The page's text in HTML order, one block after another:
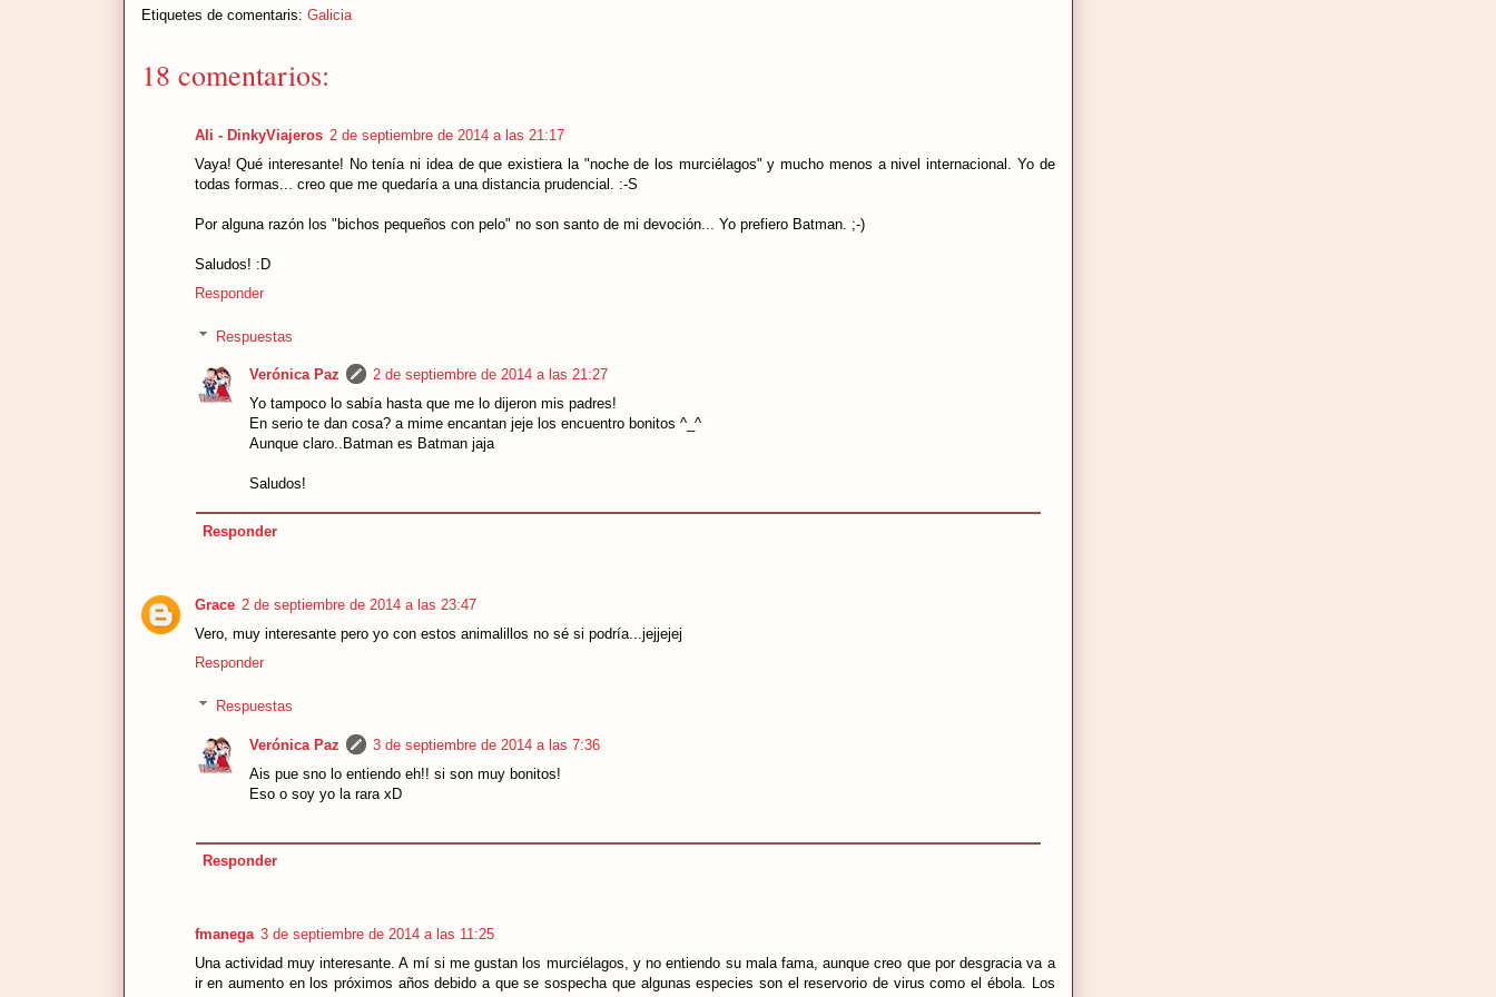
Etiquetes de comentaris: Galicia
18 comentarios:
Ali - DinkyViajeros 2 de septiembre de 2014 a las 21:17
Vaya! Qué interesante! No tenía ni idea de que existiera la "noche de los murciélagos" y mucho menos a nivel internacional. Yo de
todas formas... creo que me quedaría a una distancia prudencial. :-S
Por alguna razón los "bichos pequeños con pelo" no son santo de mi devoción... Yo prefiero Batman. ;-)
Saludos! :D
Responder
Respuestas
Verónica Paz
2 de septiembre de 2014 a las 21:27
Yo tampoco lo sabía hasta que me lo dijeron mis padres!
En serio te dan cosa? a mime encantan jeje los encuentro bonitos ^_^
Aunque claro..Batman es Batman jaja
Saludos!
Responder
Grace 2 de septiembre de 2014 a las 23:47
Vero, muy interesante pero yo con estos animalillos no sé si podría...jejjejej
Responder
Respuestas
Verónica Paz
3 de septiembre de 2014 a las 7:36
Ais pue sno lo entiendo eh!! si son muy bonitos!
Eso o soy yo la rara xD
Responder
fmanega 3 de septiembre de 2014 a las 11:25
Una actividad muy interesante. A mí si me gustan los murciélagos, y no entiendo su mala fama, aunque creo que por desgracia va a
ir en aumento en los próximos años debido a que se sospecha que algunas especies son el reservorio de virus como el ébola. Los